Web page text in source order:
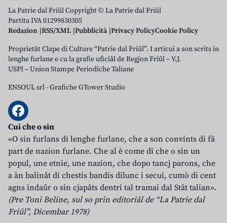
La Patrie dal Friûl Copyright © La Patrie dal Friûl
Partita IVA 01299830305
Redazion RSS/XML Pubblicità Privacy PolicyCookie Policy
Proprietât Clape di Culture “Patrie dal Friûl”. I articui a son scrits in
lenghe furlane e cu la grafie uficiâl de Regjon Friûl – V.J.
USPI – Union Stampe Periodiche Taliane
ENSOUL srl-Grafiche GTower Studio
Cui che o sin
«O sin furlans di lenghe furlane, che a son convints di fâ
part de nazion furlane. Che al è come dî che o sin un
popul, une etnie, une nazion, che dopo tancj parons, che
a àn balinât di chestis bandis dilunc i secui, cumò di cent
agns indaûr o sin cjapâts dentri tal tramai dal Stât talian».
(Pre Toni Beline, sul so prin editoriâl de “La Patrie dal
Friûl”, Dicembar 1978)